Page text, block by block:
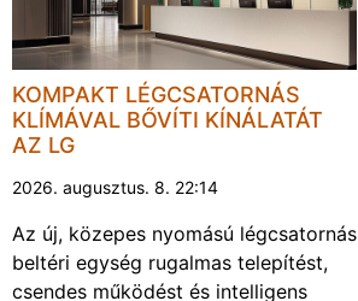
KOMPAKT LÉGCSATORNÁS
KLÍMÁVAL BŐVÍTI KÍNÁLATÁT
AZ LG
2026. augusztus. 8. 22:14
Az új, közepes nyomású légcsatornás
beltéri egység rugalmas telepítést,
csendes működést és intelligens